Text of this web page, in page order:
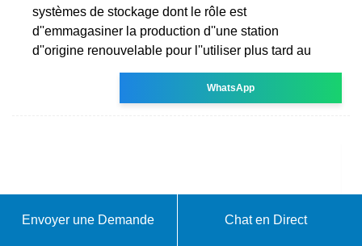
systèmes de stockage dont le rôle est
d''emmagasiner la production d''une station
d''origine renouvelable pour l''utiliser plus tard au
WhatsApp
Envoyer une Demande Chat en Direct